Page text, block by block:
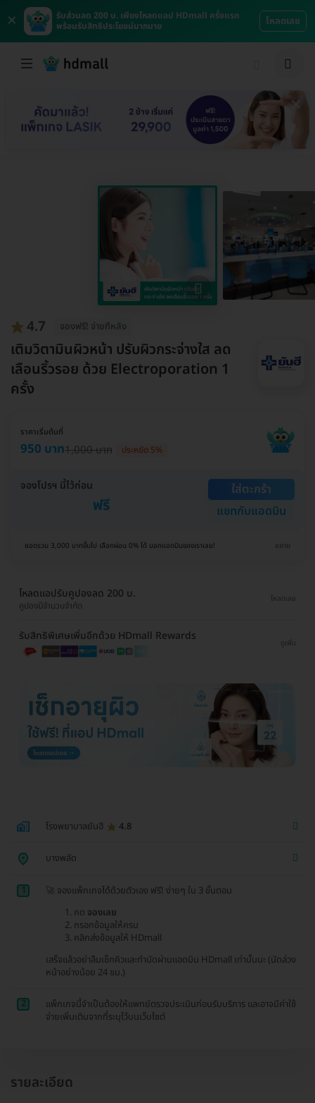
×
รับส่วนลด 200 บ. เพียงโหลดแอป HDmall ครั้งแรก
พร้อมรับสิทธิประโยชน์มากมาย
โหลดเลย
4.7 จองฟรี! จ่ายทีหลัง
เติมวิตามินผิวหน้า ปรับผิวกระจ่างใส ลด
เลือนริ้วรอย ด้วย Electroporation 1
ครั้ง
ราคาเริ่มต้นที่
950 บาท1,000 บาท ประหยัด 5%
จองโปรฯ นี้ไว้ก่อน
ฟรี
ใส่ตะกร้า
แชทกับแอดมิน
ยอดรวม 3,000 บาทขึ้นไป เลือกผ่อน 0% ได้ บอกแอดมินของเราเลย! ขยาย
โหลดแอปรับคูปองลด 200 บ.
คูปองมีจำนวนจำกัด
โหลดเลย
รับสิทธิพิเศษเพิ่มอีกด้วย HDmall Rewards
ดูเพิ่ม
โรงพยาบาลยันฮี 4.8
บางพลัด
1
🚀 จองแพ็กเกจได้ด้วยตัวเอง ฟรี! ง่ายๆ ใน 3 ขั้นตอน
กด จองเลย
กรอกข้อมูลให้ครบ
คลิกส่งข้อมูลให้ HDmall
เสร็จแล้วอย่าลืมเช็กคิวและทำนัดผ่านแอดมิน HDmall เท่านั้นนะ (นัดล่วง
หน้าอย่างน้อย 24 ชม.)
2
แพ็กเกจนี้จำเป็นต้องให้แพทย์ตรวจประเมินก่อนรับบริการ และอาจมีค่าใช้
จ่ายเพิ่มเติมจากที่ระบุไว้บนเว็บไซต์
รายละเอียด